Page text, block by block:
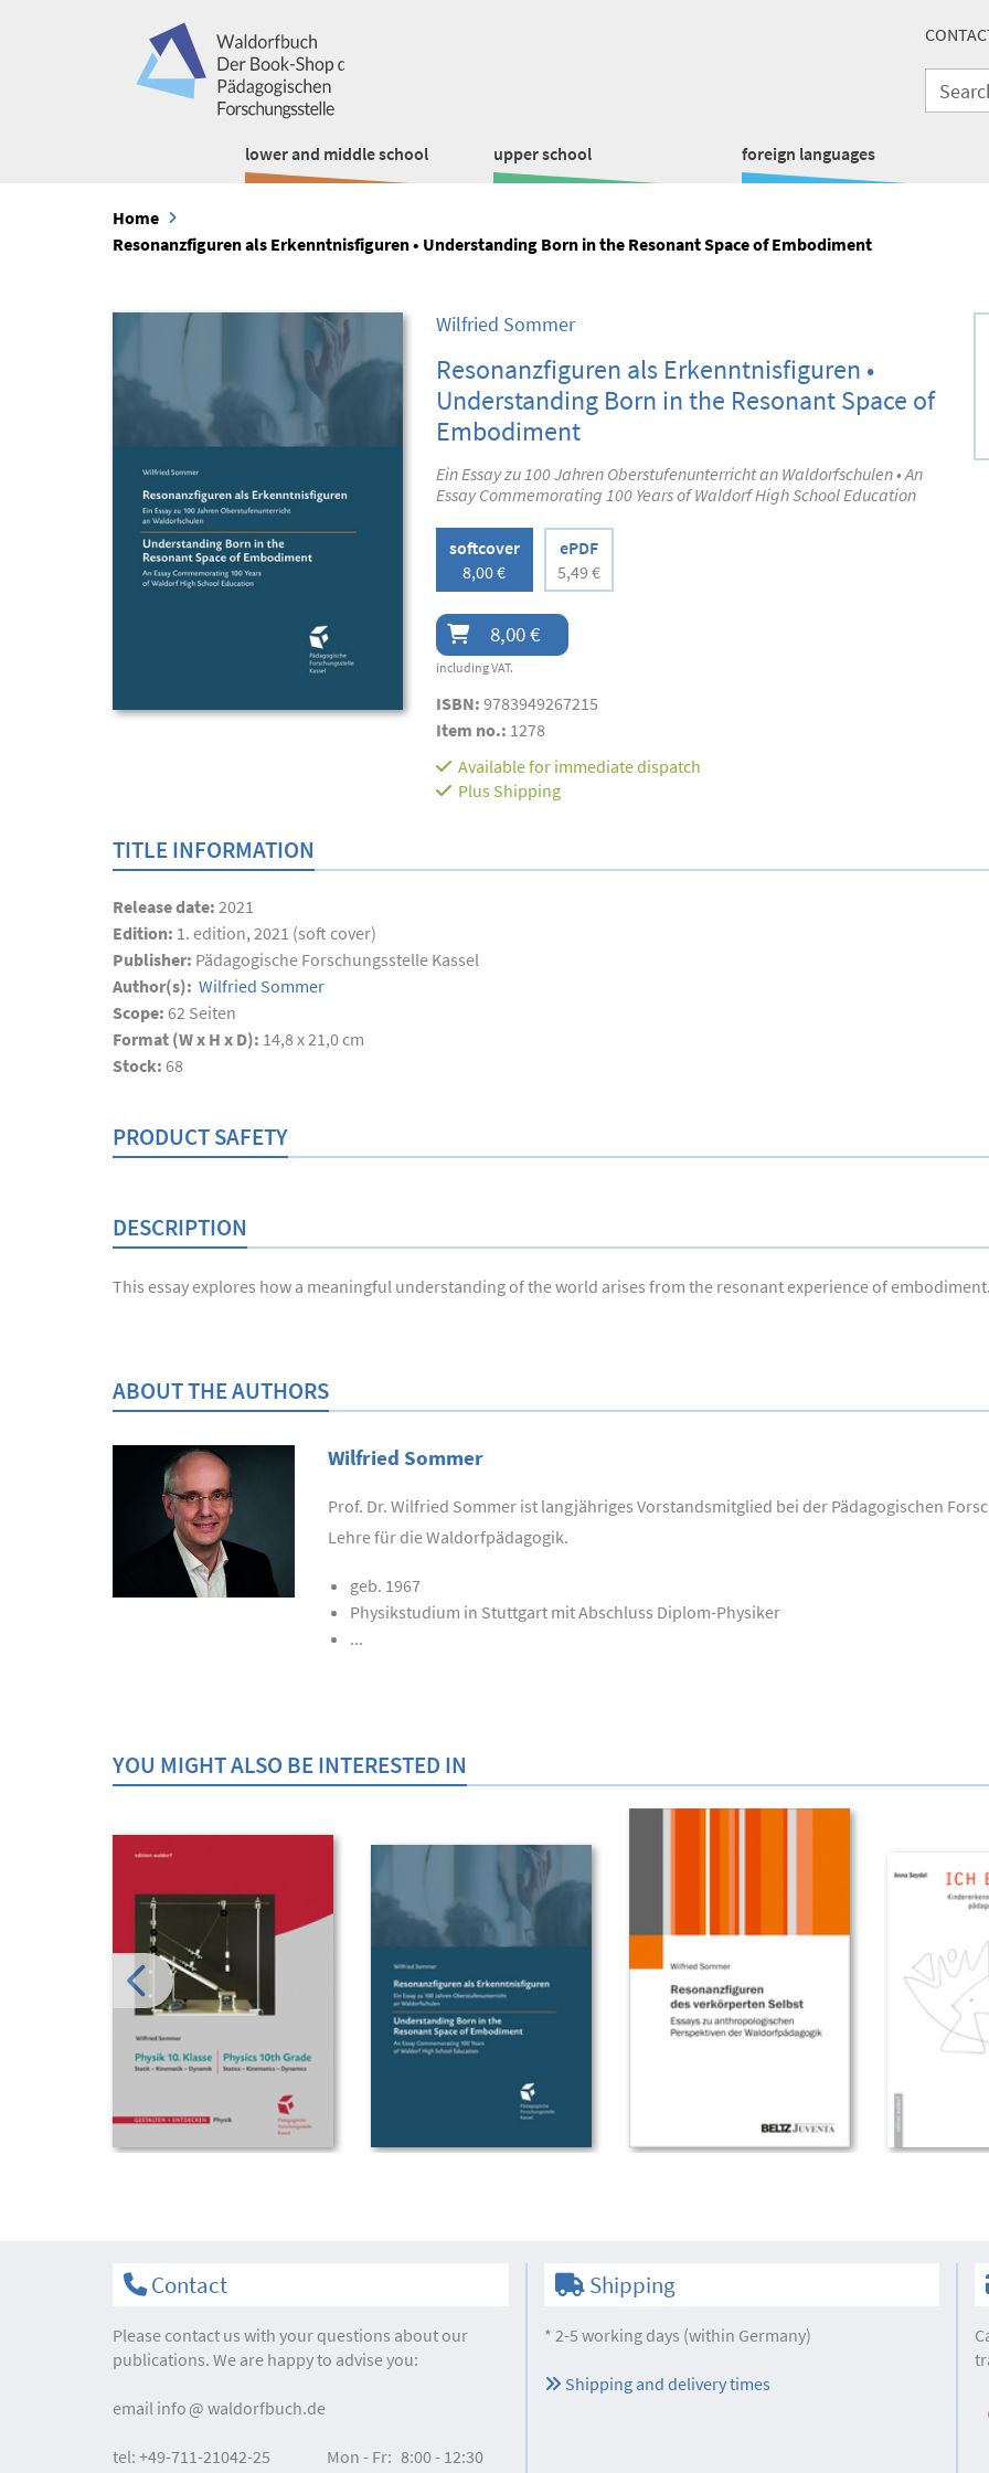
lower and middle school upper school foreign languages
Home
Resonanzfiguren als Erkenntnisfiguren • Understanding Born in the Resonant Space of Embodiment
Wilfried Sommer
Resonanzfiguren als Erkenntnisfiguren •
Understanding Born in the Resonant Space of
Embodiment
Ein Essay zu 100 Jahren Oberstufenunterricht an Waldorfschulen • An
Essay Commemorating 100 Years of Waldorf High School Education
softcover
8,00 €
ePDF
5,49 €
8,00 €
including VAT.
ISBN: 9783949267215
Item no.: 1278
Available for immediate dispatch
Plus Shipping
TITLE INFORMATION
Release date: 2021
Edition: 1. edition, 2021 (soft cover)
Publisher: Pädagogische Forschungsstelle Kassel
Author(s): Wilfried Sommer
Scope: 62 Seiten
Format (W x H x D): 14,8 x 21,0 cm
Stock: 68
PRODUCT SAFETY
DESCRIPTION
This essay explores how a meaningful understanding of the world arises from the resonant experience of
ABOUT THE AUTHORS
Wilfried Sommer
Prof. Dr. Wilfried Sommer ist langjähriges Vorstandsmitglied bei der Pädagogischen
Lehre für die Waldorfpädagogik.
geb. 1967
Physikstudium in Stuttgart mit Abschluss Diplom-Physiker
...
YOU MIGHT ALSO BE INTERESTED IN
Contact
Please contact us with your questions about our
publications. We are happy to advise you:
email info waldorfbuch.de
tel: +49-711-21042-25
Mon - Fr: 8:00 - 12:30
Shipping
* 2-5 working days (within Germany)
Shipping and delivery times